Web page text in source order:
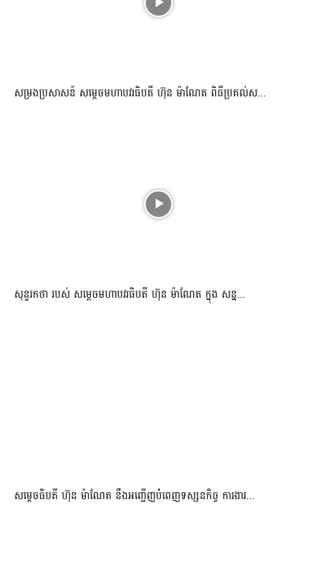
សម្រងប្រសាសន៍ សម្ដេចមហាបវរធិបតី ហ៊ុន ម៉ាណែត ពិធីប្រគល់ស...
សុន្ទរកថា របស់ សម្ដេចមហាបវរធិបតី ហ៊ុន ម៉ាណែត ក្នុង សន្ន...
សម្តេចធិបតី ហ៊ុន ម៉ាណែត នឹងអញ្ជើញបំពេញទស្សនកិច្ច ការងារ...